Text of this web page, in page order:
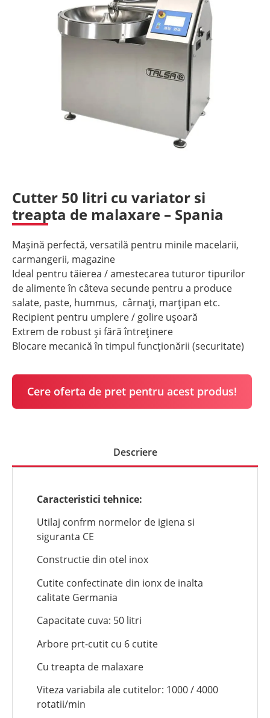
Cutter 50 litri cu variator si
treapta de malaxare – Spania
Mașină perfectă, versatilă pentru minile macelarii,
carmangerii, magazine
Ideal pentru tăierea / amestecarea tuturor tipurilor
de alimente în câteva secunde pentru a produce
salate, paste, hummus, cârnați, marțipan etc.
Recipient pentru umplere / golire ușoară
Extrem de robust și fără întreținere
Blocare mecanică în timpul funcționării (securitate)
Cere oferta de pret pentru acest produs!
Descriere
Caracteristici tehnice:
Utilaj confrm normelor de igiena si
siguranta CE
Constructie din otel inox
Cutite confectinate din ionx de inalta
calitate Germania
Capacitate cuva: 50 litri
Arbore prt-cutit cu 6 cutite
Cu treapta de malaxare
Viteza variabila ale cutitelor: 1000 / 4000
rotatii/min